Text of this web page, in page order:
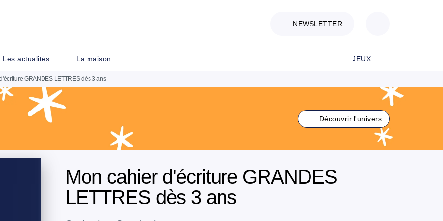
NEWSLETTER
Les actualités La maison JEUX
GRANDES LETTRES dès 3 ans
Découvrir l'univers
Mon cahier d'écriture GRANDES
LETTRES dès 3 ans